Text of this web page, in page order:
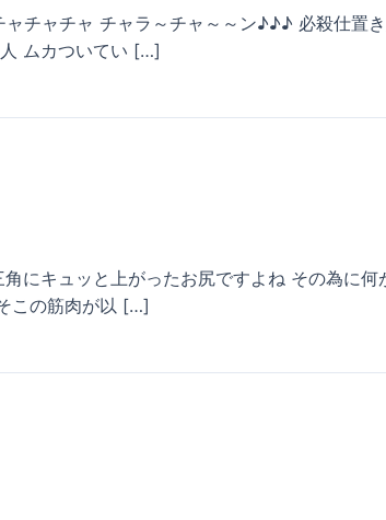
チャチャ チャラ～チャ～～ン♪♪♪ 必殺仕置
ムカついてい […]
にキュッと上がったお尻ですよね その為に
この筋肉が以 […]